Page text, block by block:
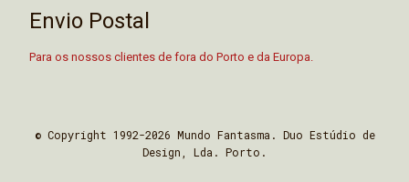
Envio Postal
Para os nossos clientes de fora do Porto e da Europa.
© Copyright 1992-2026 Mundo Fantasma. Duo Estúdio de
Design, Lda. Porto.